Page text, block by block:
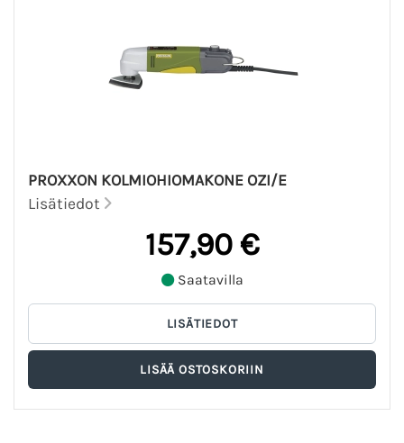
PROXXON KOLMIOHIOMAKONE OZI/E
Lisätiedot
157,90 €
Saatavilla